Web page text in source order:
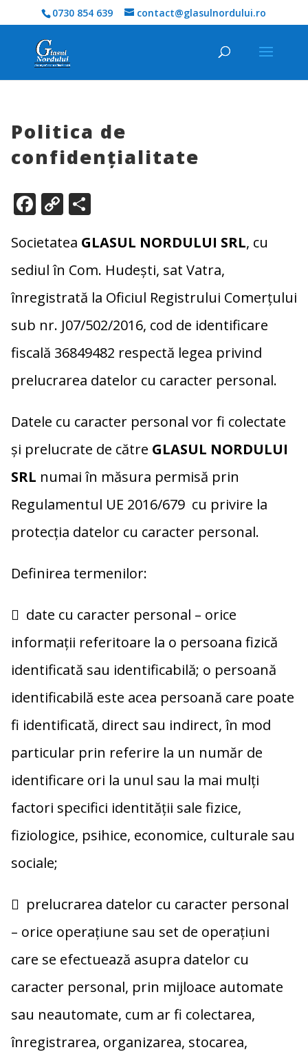
0730 854 639 contact@glasulnordului.ro
Politica de
confidențialitate
Facebook
CopyPartajează
Societatea GLASUL NORDULUI SRL, cu
sediul în Com. Hudești, sat Vatra,
înregistrată la Oficiul Registrului Comerţului
sub nr. J07/502/2016, cod de identificare
fiscală 36849482 respectă legea privind
prelucrarea datelor cu caracter personal.
Datele cu caracter personal vor fi colectate
şi prelucrate de către GLASUL NORDULUI
SRL numai în măsura permisă prin
Regulamentul UE 2016/679 cu privire la
protecția datelor cu caracter personal.
Definirea termenilor:
 date cu caracter personal – orice
informaţii referitoare la o persoana fizică
identificată sau identificabilă; o persoană
identificabilă este acea persoană care poate
fi identificată, direct sau indirect, în mod
particular prin referire la un număr de
identificare ori la unul sau la mai mulţi
factori specifici identităţii sale fizice,
fiziologice, psihice, economice, culturale sau
sociale;
 prelucrarea datelor cu caracter personal
– orice operaţiune sau set de operaţiuni
care se efectuează asupra datelor cu
caracter personal, prin mijloace automate
sau neautomate, cum ar fi colectarea,
înregistrarea, organizarea, stocarea,